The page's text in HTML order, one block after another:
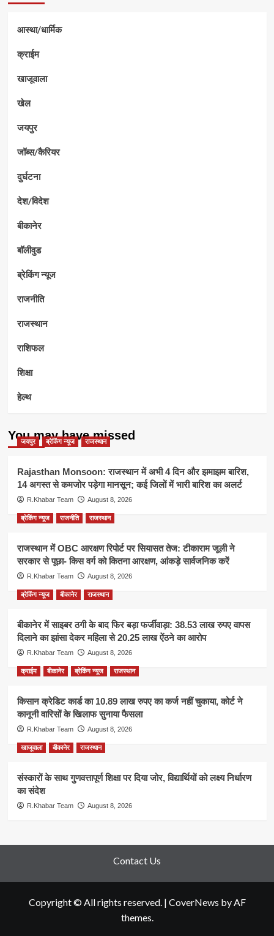
आस्था/धार्मिक
क्राईम
खाजूवाला
खेल
जयपुर
जॉब्स/कैरियर
दुर्घटना
देश/विदेश
बीकानेर
बॉलीवुड
ब्रेकिंग न्यूज
राजनीति
राजस्थान
राशिफल
शिक्षा
हेल्थ
You may have missed
जयपुर ब्रेकिंग न्यूज राजस्थान
Rajasthan Monsoon: राजस्थान में अभी 4 दिन और झमाझम बारिश,
14 अगस्त से कमजोर पड़ेगा मानसून; कई जिलों में भारी बारिश का अलर्ट
R.Khabar Team August 8, 2026
ब्रेकिंग न्यूज राजनीति राजस्थान
राजस्थान में OBC आरक्षण रिपोर्ट पर सियासत तेज: टीकाराम जूली ने
सरकार से पूछा- किस वर्ग को कितना आरक्षण, आंकड़े सार्वजनिक करें
R.Khabar Team August 8, 2026
ब्रेकिंग न्यूज बीकानेर राजस्थान
बीकानेर में साइबर ठगी के बाद फिर बड़ा फर्जीवाड़ा: 38.53 लाख रुपए वापस
दिलाने का झांसा देकर महिला से 20.25 लाख ऐंठने का आरोप
R.Khabar Team August 8, 2026
क्राईम बीकानेर ब्रेकिंग न्यूज राजस्थान
किसान क्रेडिट कार्ड का 10.89 लाख रुपए का कर्ज नहीं चुकाया, कोर्ट ने
कानूनी वारिसों के खिलाफ सुनाया फैसला
R.Khabar Team August 8, 2026
खाजूवाला बीकानेर राजस्थान
संस्कारों के साथ गुणवत्तापूर्ण शिक्षा पर दिया जोर, विद्यार्थियों को लक्ष्य निर्धारण
का संदेश
R.Khabar Team August 8, 2026
Contact Us
Copyright © All rights reserved. | CoverNews by AF
themes.